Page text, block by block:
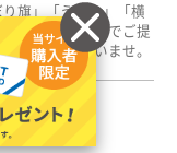
旗」「うちわ」「横
低価格・短納期でご提
ご覧くださいませ。